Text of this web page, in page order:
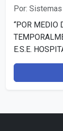
Por:
“POR MEDIO
E.S.E.
PITALITO